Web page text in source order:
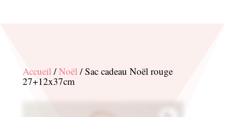
Accueil/Noël/ Sac cadeau Noël rouge
27+12x37cm